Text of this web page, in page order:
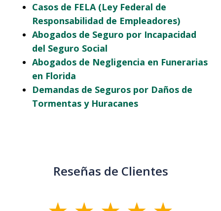
Casos de FELA (Ley Federal de
Responsabilidad de Empleadores)
Abogados de Seguro por Incapacidad
del Seguro Social
Abogados de Negligencia en Funerarias
en Florida
Demandas de Seguros por Daños de
Tormentas y Huracanes
Reseñas de Clientes